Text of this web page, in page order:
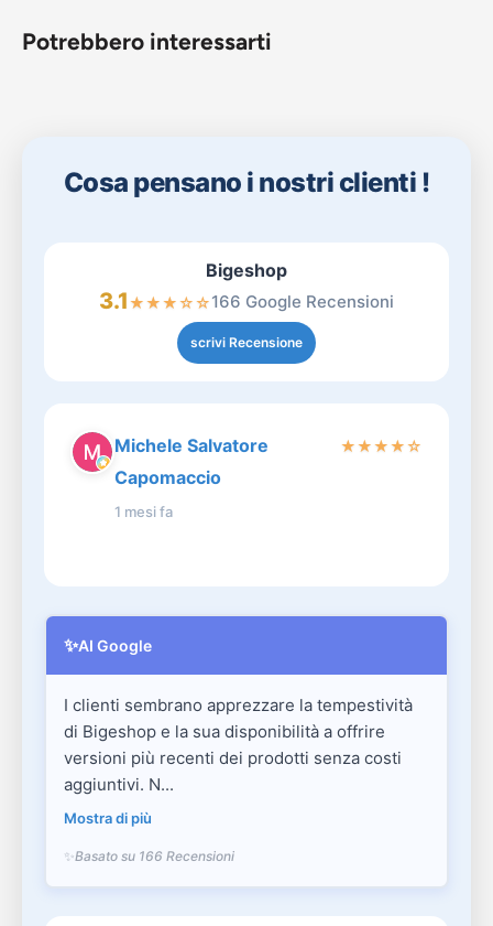
Potrebbero interessarti
Cosa pensano i nostri clienti !
Bigeshop
3.1★★★☆☆166 Google Recensioni
scrivi Recensione
Michele Salvatore
Capomaccio
1 mesi fa
★★★★☆
✨AI Google
I clienti sembrano apprezzare la tempestività
di Bigeshop e la sua disponibilità a offrire
versioni più recenti dei prodotti senza costi
aggiuntivi. N...
Mostra di più
Basato su 166 Recensioni